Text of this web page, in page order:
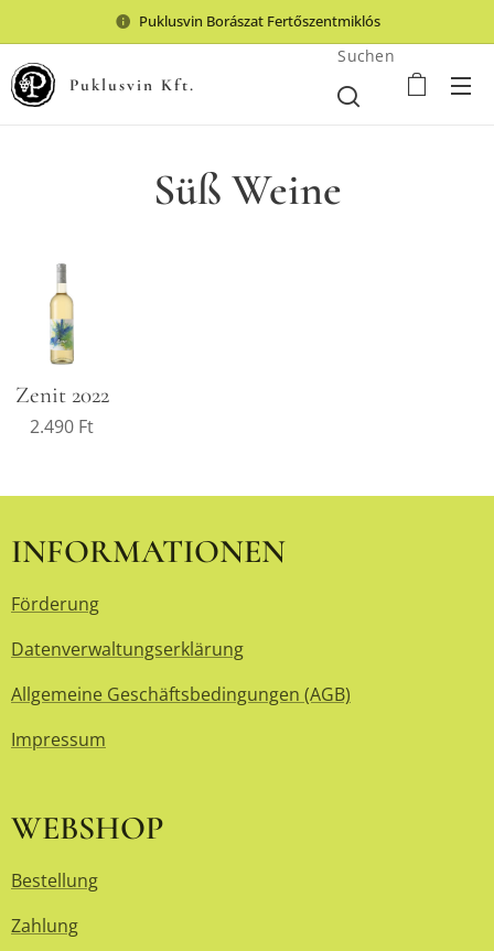
Puklusvin Borászat Fertőszentmiklós
Puklusvin Kft.
Suchen
Süß Weine
Zenit 2022
2.490 Ft
INFORMATIONEN
Förderung
Datenverwaltungserklärung
Allgemeine Geschäftsbedingungen (AGB)
Impressum
WEBSHOP
Bestellung
Zahlung